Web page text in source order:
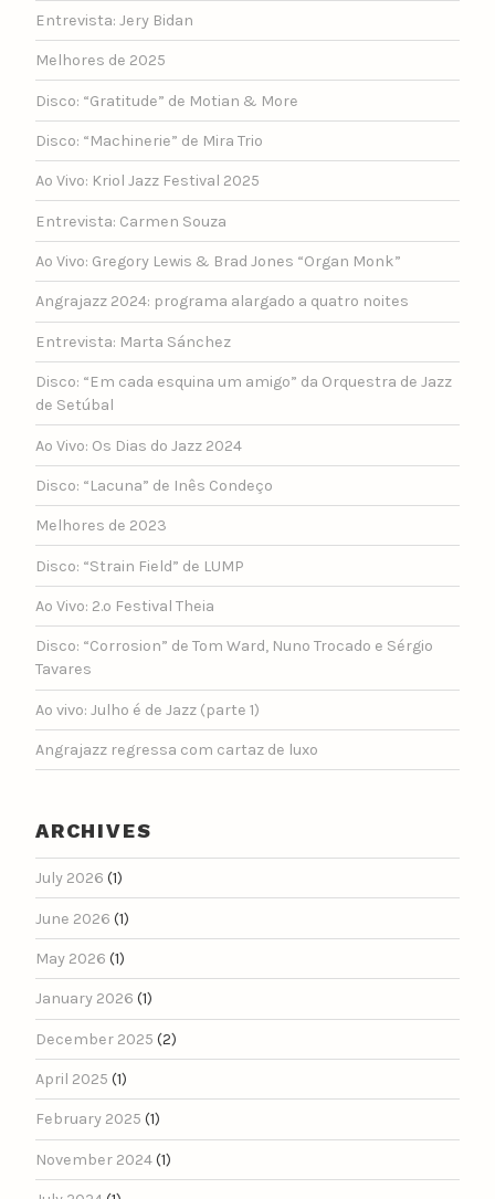
Entrevista: Jery Bidan
Melhores de 2025
Disco: “Gratitude” de Motian & More
Disco: “Machinerie” de Mira Trio
Ao Vivo: Kriol Jazz Festival 2025
Entrevista: Carmen Souza
Ao Vivo: Gregory Lewis & Brad Jones “Organ Monk”
Angrajazz 2024: programa alargado a quatro noites
Entrevista: Marta Sánchez
Disco: “Em cada esquina um amigo” da Orquestra de Jazz
de Setúbal
Ao Vivo: Os Dias do Jazz 2024
Disco: “Lacuna” de Inês Condeço
Melhores de 2023
Disco: “Strain Field” de LUMP
Ao Vivo: 2.º Festival Theia
Disco: “Corrosion” de Tom Ward, Nuno Trocado e Sérgio
Tavares
Ao vivo: Julho é de Jazz (parte 1)
Angrajazz regressa com cartaz de luxo
ARCHIVES
July 2026 (1)
June 2026 (1)
May 2026 (1)
January 2026 (1)
December 2025 (2)
April 2025 (1)
February 2025 (1)
November 2024(1)